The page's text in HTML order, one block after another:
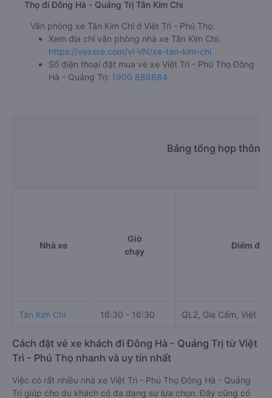
Thọ đi Đông Hà - Quảng Trị Tân Kim Chi
Văn phòng xe Tân Kim Chi ở Việt Trì - Phú Thọ:
Xem địa chỉ văn phòng nhà xe Tân Kim Chi:
https://vexere.com/vi-VN/xe-tan-kim-chi
Số điện thoại đặt mua vé xe Việt Trì - Phú Thọ Đông
Hà - Quảng Trị: 1900 888684
Bảng tổng hợp thông
Nhà xe
Giờ
chạy
Điểm đi
Tân Kim Chi 16:30 - 16:30 QL2, Gia Cẩm, Việt
Cách đặt vé xe khách đi Đông Hà - Quảng Trị từ Việt
Trì - Phú Thọ nhanh và uy tín nhất
Việc có rất nhiều nhà xe Việt Trì - Phú Thọ Đông Hà - Quảng
Trị giúp cho du khách có đa dạng sự lựa chọn. Đây cũng có